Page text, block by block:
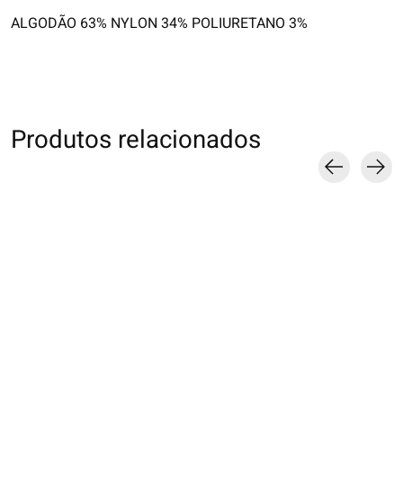
ALGODÃO 63% NYLON 34% POLIURETANO 3%
Produtos relacionados